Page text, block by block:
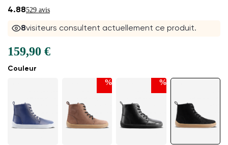
4.88529 avis
7visiteurs consultent actuellement ce produit.
Couleur
% %
159,90 €